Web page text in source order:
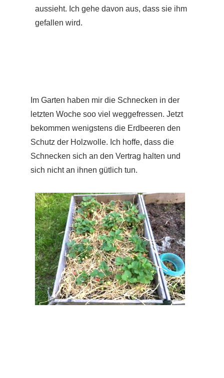
aussieht. Ich gehe davon aus, dass sie ihm
gefallen wird.
Im Garten haben mir die Schnecken in der
letzten Woche soo viel weggefressen. Jetzt
bekommen wenigstens die Erdbeeren den
Schutz der Holzwolle. Ich hoffe, dass die
Schnecken sich an den Vertrag halten und
sich nicht an ihnen gütlich tun.